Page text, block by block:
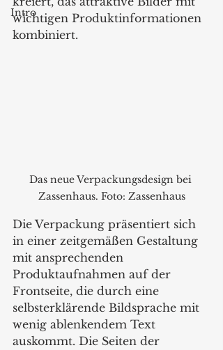
Intro
wichtigen Produktinformationen
kombiniert.
Das neue Verpackungsdesign bei
Zassenhaus. Foto: Zassenhaus
Die Verpackung präsentiert sich
in einer zeitgemäßen Gestaltung
mit ansprechenden
Produktaufnahmen auf der
Frontseite, die durch eine
selbsterklärende Bildsprache mit
wenig ablenkendem Text
auskommt. Die Seiten der